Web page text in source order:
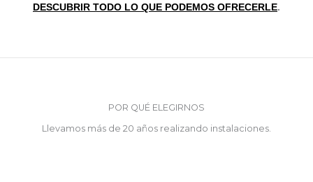
DESCUBRIR TODO LO QUE PODEMOS OFRECERLE.
POR QUÉ ELEGIRNOS
Llevamos más de 20 años realizando instalaciones.